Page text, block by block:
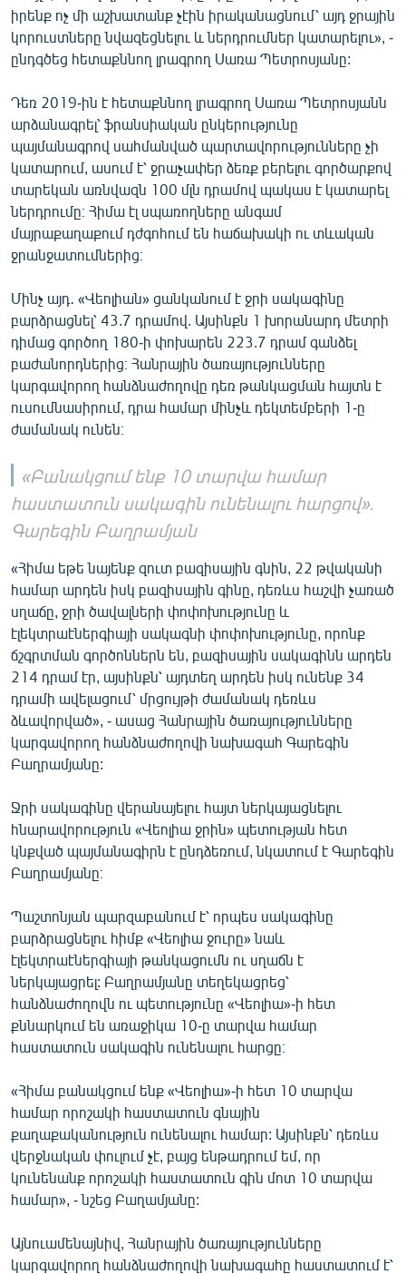
իրենք ոչ մի աշխատանք չէին իրականացնում՝ այդ ջրային
կորուստները նվազեցնելու և ներդրումներ կատարելու», -
ընդգծեց հետաքննող լրագրող Սառա Պետրոսյանը:
Դեռ 2019-ին է հետաքննող լրագրող Սառա Պետրոսյանն
արձանագրել՝ ֆրանսիական ընկերությունը
պայմանագրով սահմանված պարտավորությունները չի
կատարում, ասում է՝ ջրաչափեր ձեռք բերելու գործարքով
տարեկան առնվազն 100 մլն դրամով պակաս է կատարել
ներդրումը։ Հիմա էլ սպառողները անգամ
մայրաքաղաքում դժգոհում են հաճախակի ու տևական
ջրանջատումներից։
Մինչ այդ․ «Վեոլիան» ցանկանում է ջրի սակագինը
բարձրացնել՝ 43.7 դրամով. Այսինքն 1 խորանարդ մետրի
դիմաց գործող 180-ի փոխարեն 223.7 դրամ գանձել
բաժանորդներից։ Հանրային ծառայությունները
կարգավորող հանձնաժողովը դեռ թանկացման հայտն է
ուսումնասիրում, դրա համար մինչև դեկտեմբերի 1-ը
ժամանակ ունեն։
«Բանակցում ենք 10 տարվա համար
հաստատուն սակագին ունենալու հարցով».
Գարեգին Բաղրամյան
«Հիմա եթե նայենք զուտ բազիսային գնին, 22 թվականի
համար արդեն իսկ բազիսային գինը, դեռևս հաշվի չառած
սղաճը, ջրի ծավալների փոփոխությունը և
էլեկտրաէներգիայի սակագնի փոփոխությունը, որոնք
ճշգրտման գործոններն են, բազիսային սակագինն արդեն
214 դրամ էր, այսինքն՝ այդտեղ արդեն իսկ ունենք 34
դրամի ավելացում՝ մրցույթի ժամանակ դեռևս
ձևավորված», - ասաց Հանրային ծառայությունները
կարգավորող հանձնաժողովի նախագահ Գարեգին
Բաղրամյանը:
Ջրի սակագինը վերանայելու հայտ ներկայացնելու
հնարավորություն «Վեոլիա ջրին» պետության հետ
կնքված պայմանագիրն է ընդձեռում, նկատում է Գարեգին
Բաղրամյանը։
Պաշտոնյան պարզաբանում է՝ որպես սակագինը
բարձրացնելու հիմք «Վեոլիա ջուրը» նաև
էլեկտրաէներգիայի թանկացումն ու սղաճն է
ներկայացրել: Բաղրամյանը տեղեկացրեց՝
հանձնաժողովն ու պետությունը «Վեոլիա»-ի հետ
քննարկում են առաջիկա 10-ը տարվա համար
հաստատուն սակագին ունենալու հարցը։
«Հիմա բանակցում ենք «Վեոլիա»-ի հետ 10 տարվա
համար որոշակի հաստատուն գնային
քաղաքականություն ունենալու համար: Այսինքն՝ դեռևս
վերջնական փուլում չէ, բայց ենթադրում եմ, որ
կունենանք որոշակի հաստատուն գին մոտ 10 տարվա
համար», - նշեց Բաղամյանը:
Այնուամենայնիվ, Հանրային ծառայությունները
կարգավորող հանձնաժողովի նախագահը հաստատում է՝